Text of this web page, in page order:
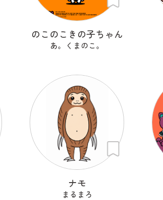
のこのこきの子ちゃん
あ。くまのこ。
ナモ
まるまろ